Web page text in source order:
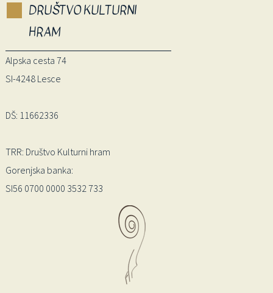
DRUŠTVO KULTURNI
HRAM
Alpska cesta 74
SI-4248 Lesce
DŠ: 11662336
TRR: Društvo Kulturni hram
Gorenjska banka:
SI56 0700 0000 3532 733